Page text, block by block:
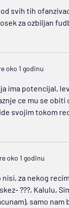
svih tih
za ozbiljan
oko 1 godinu
ima potencijal,
ce mu se obiti
svojim tokom
oko 1 godinu
za nekog
???, Kalulu,
samo